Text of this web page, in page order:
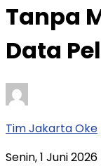
Tanpa
Data
Tim Jakarta Oke
Senin, 1 Juni 2026